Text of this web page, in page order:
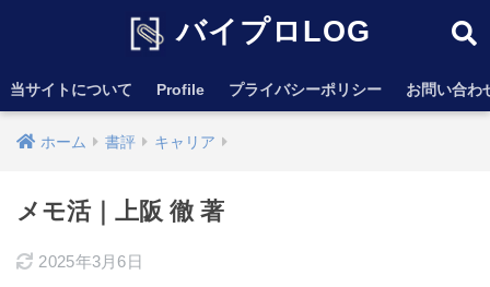
バイプロLOG
当サイトについて Profile プライバシーポリシー お問い合わ
ホーム 書評 キャリア
メモ活｜上阪 徹 著
2025年3月6日